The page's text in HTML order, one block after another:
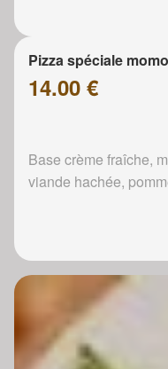
Pizza spéciale momo
14.00 €
Base crème fraîche,
viande hachée,